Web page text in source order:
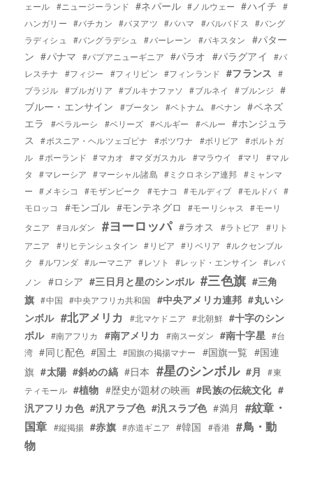
ェール #ニュージーランド #ネパール #ノルウェー #ハイチ
#
ハンガリー #バチカン #バヌアツ #バハマ #バルバドス
#バング
ラディシュ
#バングラデシュ #バーレーン #パキスタン
#パター
ン #パナマ #パプアニューギニア #パラオ #パラグアイ
#パ
レスチナ
#フィジー #フィリピン #フィンランド #フランス
#
ブラジル #ブルガリア #ブルキナファソ #ブルネイ #ブルンジ
#
ブルー・エンサイン
#ブータン #ベトナム #ベナン
#ベネズ
エラ
#ベラルーシ #ベリーズ #ベルギー #ペルー
#ホンジュラ
ス
#ボスニア・ヘルツェゴビナ #ボツワナ #ボリビア
#ポルトガ
ル #ポーランド #マカオ #マダガスカル #マラウイ #マリ
#マル
タ
#マレーシア #マーシャル諸島 #ミクロネシア連邦 #ミャンマ
ー
#メキシコ #モザンビーク #モナコ #モルディブ #モルドバ #
モロッコ
#モンゴル #モンテネグロ #モーリシャス
#モーリ
タニア
#ヨルダン #ヨーロッパ #ラオス #ラトビア
#リト
アニア
#リヒテンシュタイン #リビア #リベリア
#ルクセンブル
ク
#ルワンダ #ルーマニア #レソト #レッド・エンサイン #レバ
ノン
#ロシア #三日月と星のシンボル #三色旗 #三角
旗 #中国 #中央アフリカ共和国 #中央アメリカ連邦 #丸いシ
ンボル #北アメリカ #北マケドニア #北朝鮮 #十字のシン
ボル #南アフリカ #南アメリカ #南スーダン #南十字星 #台
湾 #同じ配色 #国土 #国旗の掲揚マナー #国旗一覧 #国連
旗 #太陽 #斜めの縞 #日本 #星のシンボル #月
#東
ティモール #植物 #歴史が題材の映画 #民族の伝統文化 #
汎アフリカ色 #汎アラブ色 #汎スラブ色 #満月
#紋章・
国章 #縦掲揚 #赤旗 #赤道ギニア #韓国 #香港 #鳥・動
物